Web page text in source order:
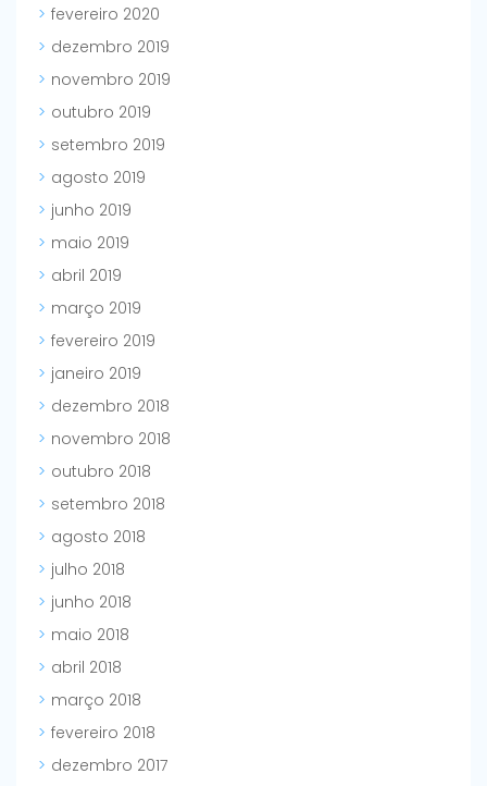
fevereiro 2020
dezembro 2019
novembro 2019
outubro 2019
setembro 2019
agosto 2019
junho 2019
maio 2019
abril 2019
março 2019
fevereiro 2019
janeiro 2019
dezembro 2018
novembro 2018
outubro 2018
setembro 2018
agosto 2018
julho 2018
junho 2018
maio 2018
abril 2018
março 2018
fevereiro 2018
dezembro 2017